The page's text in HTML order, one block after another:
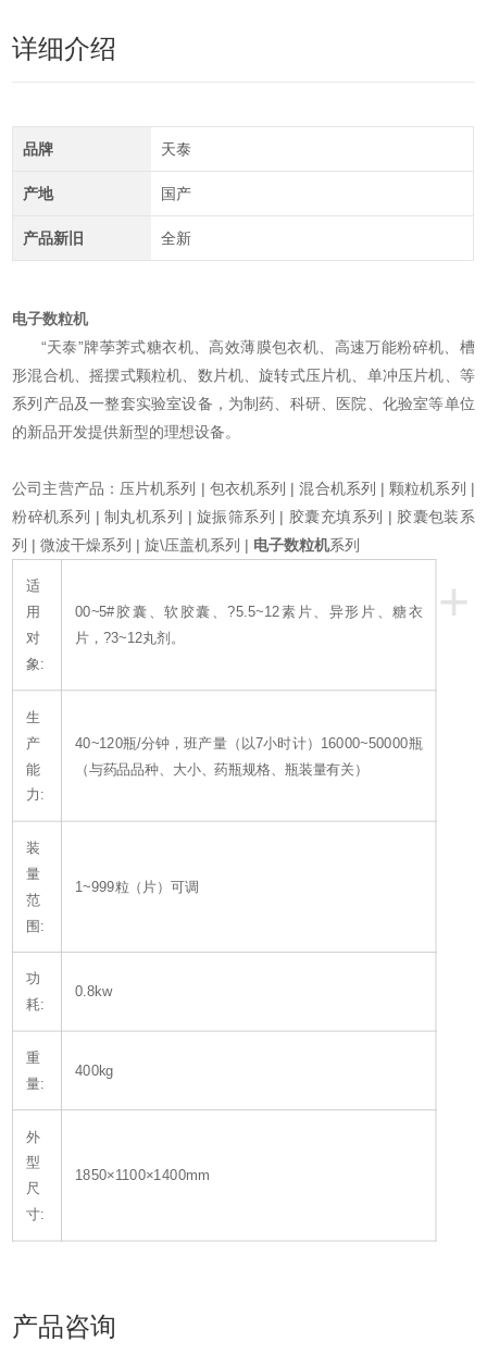
详细介绍
品牌 天泰
产地 国产
产品新旧 全新
电子数粒机
“天泰”牌荸荠式糖衣机、高效薄膜包衣机、高速万能粉碎机、槽
形混合机、摇摆式颗粒机、数片机、旋转式压片机、单冲压片机、等
系列产品及一整套实验室设备，为制药、科研、医院、化验室等单位
的新品开发提供新型的理想设备。
公司主营产品：压片机系列 | 包衣机系列 | 混合机系列 | 颗粒机系列 |
粉碎机系列 | 制丸机系列 | 旋振筛系列 | 胶囊充填系列 | 胶囊包装系
列 | 微波干燥系列 | 旋\压盖机系列 | 电子数粒机系列
+
适
用
对
象:
00~5#胶囊、软胶囊、?5.5~12素片、异形片、糖衣
片，?3~12丸剂。
生
产
能
力:
40~120瓶/分钟，班产量（以7小时计）16000~50000瓶
（与药品品种、大小、药瓶规格、瓶装量有关）
装
量
范
围:
1~999粒（片）可调
功
耗:
0.8kw
重
量:
400kg
外
型
尺
寸:
1850×1100×1400mm
产品咨询